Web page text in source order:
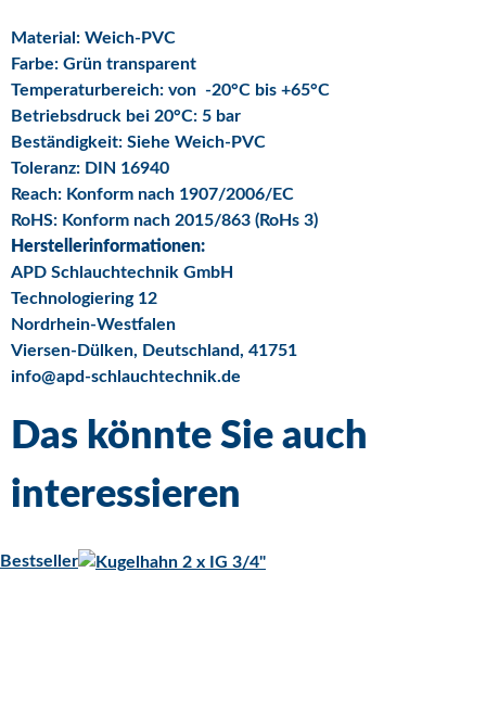
Material: Weich-PVC
Farbe: Grün transparent
Temperaturbereich: von -20°C bis +65°C
Betriebsdruck bei 20°C: 5 bar
Beständigkeit: Siehe Weich-PVC
Toleranz: DIN 16940
Reach: Konform nach 1907/2006/EC
RoHS: Konform nach 2015/863 (RoHs 3)
Herstellerinformationen:
APD Schlauchtechnik GmbH
Technologiering 12
Nordrhein-Westfalen
Viersen-Dülken, Deutschland, 41751
info@apd-schlauchtechnik.de
Das könnte Sie auch
interessieren
Bestseller